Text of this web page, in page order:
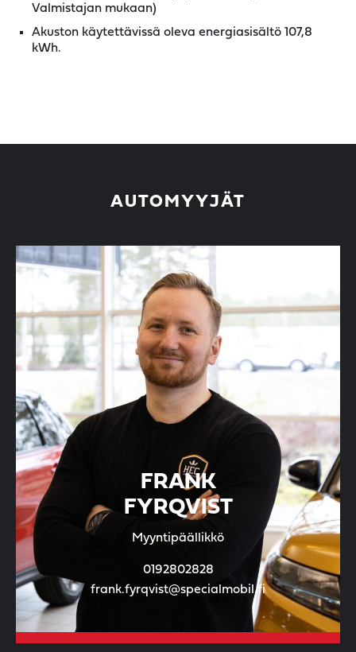
Valmistajan mukaan)
Akuston käytettävissä oleva energiasisältö 107,8
kWh.
AUTOMYYJÄT
FRANK
FYRQVIST
Myyntipäällikkö
0192802828
frank.fyrqvist@specialmobil.fi